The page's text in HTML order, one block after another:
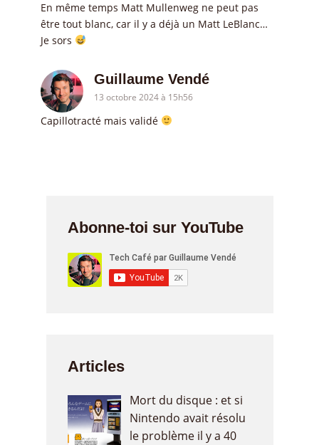
En même temps Matt Mullenweg ne peut pas
être tout blanc, car il y a déjà un Matt LeBlanc…
Je sors
Guillaume Vendé
13 octobre 2024 à 15h56
Capillotracté mais validé
Abonne-toi sur YouTube
Articles
Mort du disque : et si
Nintendo avait résolu
le problème il y a 40